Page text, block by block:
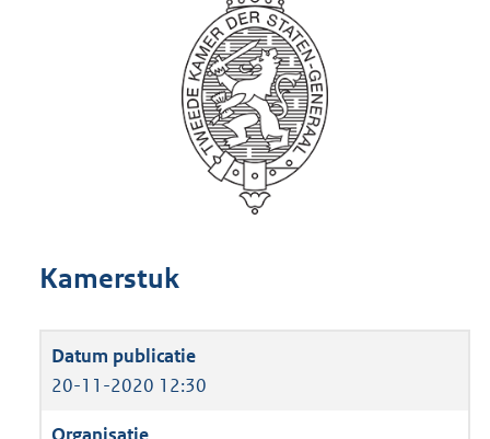
Kamerstuk
20-11-2020 12:30